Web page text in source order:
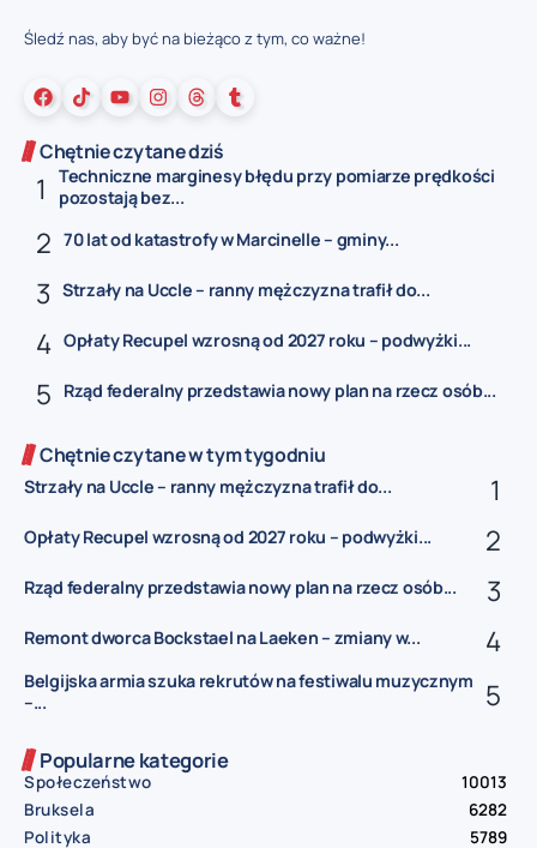
Śledź nas, aby być na bieżąco z tym, co ważne!
Chętnie czytane dziś
Techniczne marginesy błędu przy pomiarze prędkości
pozostają bez...
70 lat od katastrofy w Marcinelle – gminy...
Strzały na Uccle – ranny mężczyzna trafił do...
Opłaty Recupel wzrosną od 2027 roku – podwyżki...
Rząd federalny przedstawia nowy plan na rzecz osób...
Chętnie czytane w tym tygodniu
Strzały na Uccle – ranny mężczyzna trafił do...
Opłaty Recupel wzrosną od 2027 roku – podwyżki...
Rząd federalny przedstawia nowy plan na rzecz osób...
Remont dworca Bockstael na Laeken – zmiany w...
Belgijska armia szuka rekrutów na festiwalu muzycznym
–...
Popularne kategorie
Społeczeństwo
10013
Bruksela
6282
Polityka
5789